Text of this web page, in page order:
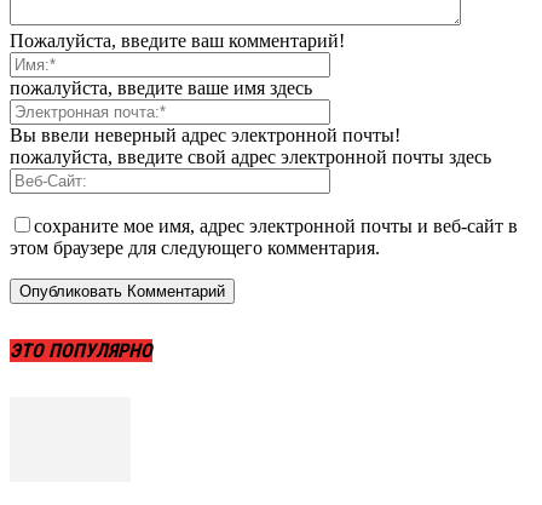
Пожалуйста, введите ваш комментарий!
пожалуйста, введите ваше имя здесь
Вы ввели неверный адрес электронной почты!
пожалуйста, введите свой адрес электронной почты здесь
сохраните мое имя, адрес электронной почты и веб-сайт в
этом браузере для следующего комментария.
ЭТО ПОПУЛЯРНО